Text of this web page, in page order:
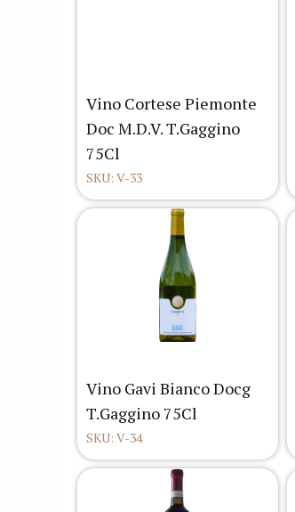
Vino Cortese Piemonte
Doc M.D.V. T.Gaggino
75Cl
SKU: V-33
Vino Gavi Bianco Docg
T.Gaggino 75Cl
SKU: V-34